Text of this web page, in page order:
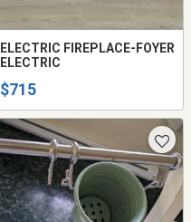
ELECTRIC FIREPLACE-FOYER
ELECTRIC
$715